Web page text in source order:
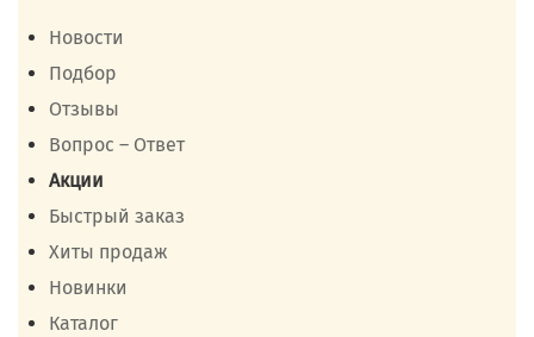
Новости
Подбор
Отзывы
Вопрос – Ответ
Акции
Быстрый заказ
Хиты продаж
Новинки
Каталог